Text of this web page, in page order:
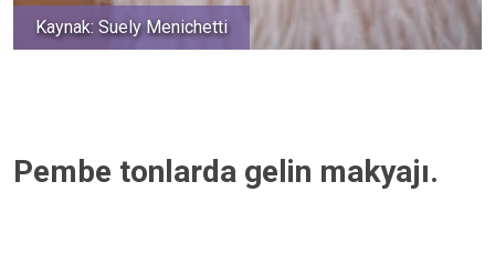
Kaynak: Suely Menichetti
Pembe tonlarda gelin makyajı.